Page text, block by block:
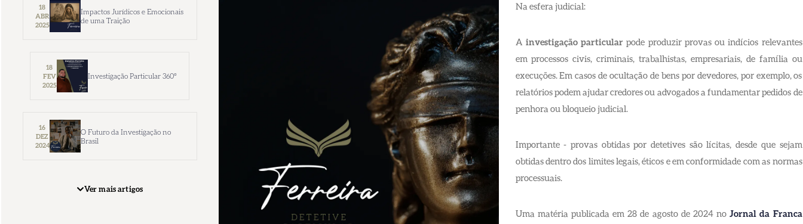
18
ABR
2025
Impactos Jurídicos e Emocionais
de uma Traição
18
FEV
2025
Investigação Particular 360º
16
DEZ
2024
O Futuro da Investigação no
Brasil
Ver mais artigos
Na esfera judicial:
A investigação particular pode produzir provas ou indícios relevantes
em processos civis, criminais, trabalhistas, empresariais, de família ou
execuções. Em casos de ocultação de bens por devedores, por exemplo, os
relatórios podem ajudar credores ou advogados a fundamentar pedidos de
penhora ou bloqueio judicial.
Importante - provas obtidas por detetives são lícitas, desde que sejam
obtidas dentro dos limites legais, éticos e em conformidade com as normas
processuais.
Uma matéria publicada em 28 de agosto de 2024 noJornal da Franca